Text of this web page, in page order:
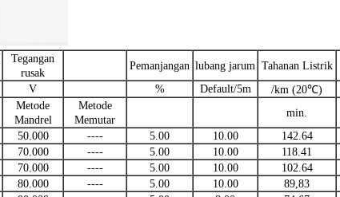
Tegangan
rusak
Pemanjangan lubang jarum Tahanan Listrik
V % Default/5m
/km (20℃)
Metode
Mandrel
Metode
Memutar
min.
50.000 ---- 5.00 10.00 142.64
70.000 ---- 5.00 10.00 118.41
70.000 ---- 5.00 10.00 102.64
80.000 ---- 5.00 10.00 89,83